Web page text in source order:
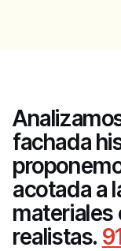
fachada
acotada a
materiales
realistas.